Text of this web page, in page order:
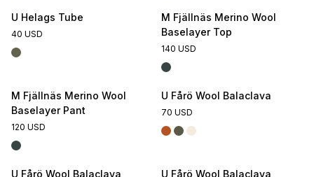
U Helags Tube
40 USD
M Fjällnäs Merino Wool
Baselayer Top
140 USD
M Fjällnäs Merino Wool
Baselayer Pant
120 USD
U Fårö Wool Balaclava
70 USD
U Fårö Wool Balaclava U Fårö Wool Balaclava